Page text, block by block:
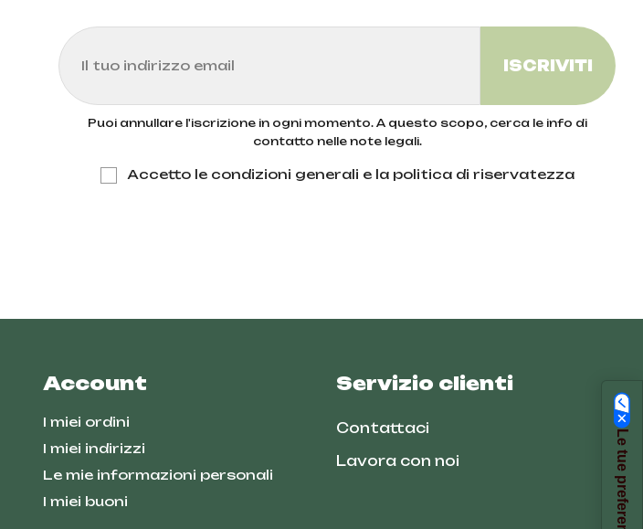
Puoi annullare l'iscrizione in ogni momento. A questo scopo, cerca le info di
contatto nelle note legali.
Accetto le condizioni generali e la politica di riservatezza
Account
I miei ordini
I miei indirizzi
Le mie informazioni personali
I miei buoni
Servizio clienti
Contattaci
Lavora con noi